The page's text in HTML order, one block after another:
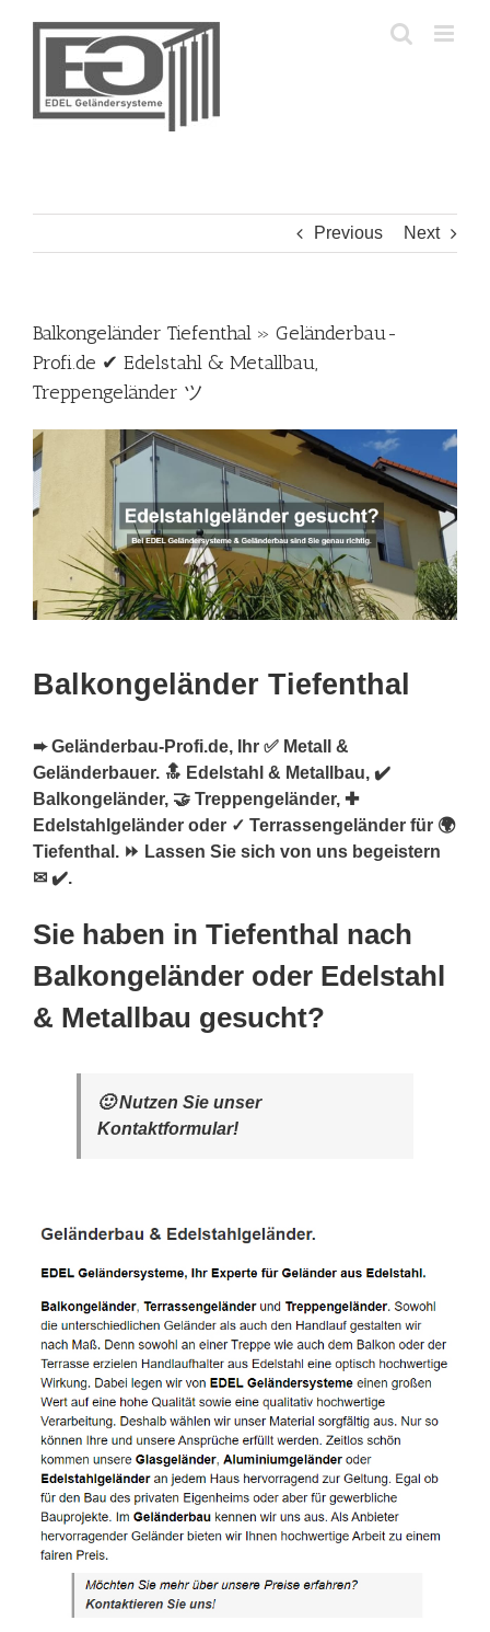
Previous Next
Balkongeländer Tiefenthal » Geländerbau-
Profi.de ✔ Edelstahl & Metallbau,
Treppengeländer ツ
Balkongeländer Tiefenthal
➨ Geländerbau-Profi.de, Ihr ✅ Metall &
Geländerbauer. 🔝 Edelstahl & Metallbau, ✔️
Balkongeländer, 🤝 Treppengeländer, ✚
Edelstahlgeländer oder ✓ Terrassengeländer für 🌍
Tiefenthal. ⏩ Lassen Sie sich von uns begeistern
✉ ✔️.
Sie haben in Tiefenthal nach
Balkongeländer oder Edelstahl
& Metallbau gesucht?
🙂 Nutzen Sie unser
Kontaktformular!